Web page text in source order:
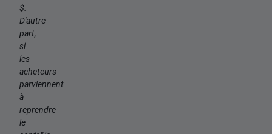
$.
D'autre
part,
si
les
acheteurs
parviennent
à
reprendre
le